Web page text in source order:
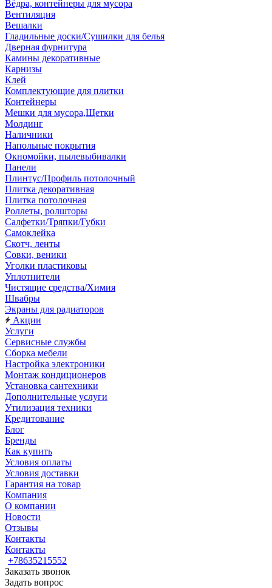
Вёдра, контейнеры для мусора
Вентиляция
Вешалки
Гладильные доски/Сушилки для белья
Дверная фурнитура
Камины декоративные
Карнизы
Клей
Комплектующие для плитки
Контейнеры
Мешки для мусора,Щетки
Молдинг
Наличники
Напольные покрытия
Окномойки, пылевыбивалки
Панели
Плинтус/Профиль потолочный
Плитка декоративная
Плитка потолочная
Роллеты, ролшторы
Салфетки/Тряпки/Губки
Самоклейка
Скотч, ленты
Совки, веники
Уголки пластиковы
Уплотнители
Чистящие средства/Химия
Швабры
Экраны для радиаторов
Акции
Услуги
Сервисные службы
Сборка мебели
Настройка электроники
Монтаж кондиционеров
Установка сантехники
Дополнительные услуги
Утилизация техники
Кредитование
Блог
Бренды
Как купить
Условия оплаты
Условия доставки
Гарантия на товар
Компания
О компании
Новости
Отзывы
Контакты
Контакты
+78635215552
Заказать звонок
Задать вопрос